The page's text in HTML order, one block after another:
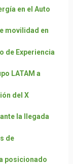
en el Auto
movilidad en
de Experiencia
LATAM a
del X
la llegada
de
posicionado